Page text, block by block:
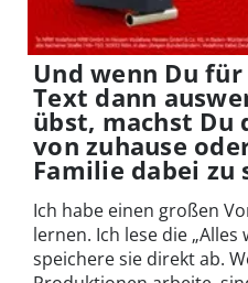
Und wenn Du
Text dann
übst, machst Du
von zuhause
Familie dabei zu
Ich habe einen großen
lernen. Ich lese die „Alles
speichere sie direkt ab.